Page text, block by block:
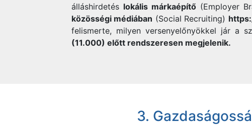
álláshirdetés lokális márkaépítő (Employer
közösségi médiában (Social Recruiting)
felismerte, milyen versenyelőnyökkel jár a
(11.000) előtt rendszeresen megjelenik.
3.